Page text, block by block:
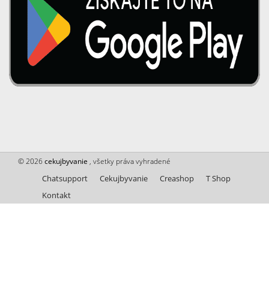
© 2026cekujbyvanie , všetky práva vyhradené
Chatsupport Cekujbyvanie Creashop
T Shop
Kontakt